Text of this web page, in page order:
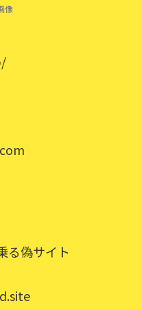
像
る偽サイト